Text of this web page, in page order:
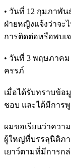
• วันที่ 12 กุมภาพัน
ฝ่ายหญิงแจ้งว่าจะ
การติดต่อหรือพบเ
• วันที่ 3 พฤษภาคม
ครรภ์
เมื่อได้รับทราบข้อ
ชอบ และได้มีการ
ผมขอเรียนว่าควา
ผู้ใหญ่ที่บรรลุนิติภา
เยาว์ตามที่มีการก